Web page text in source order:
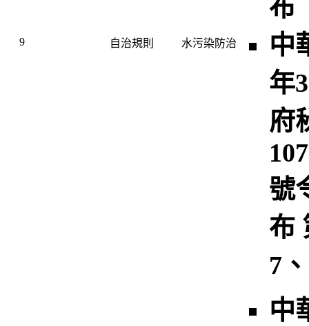
9 自治規則 水污染防治
布
中
年
府
號
布
7
中